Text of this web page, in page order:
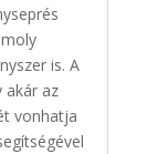
is. A
akár az
vonhatja